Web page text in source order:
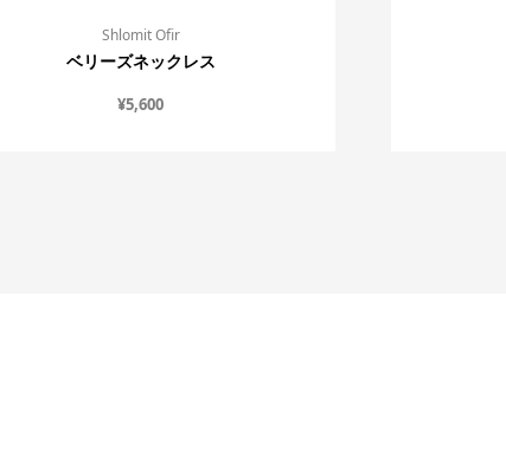
Shlomit Ofir
ベリーズネックレス
¥5,600